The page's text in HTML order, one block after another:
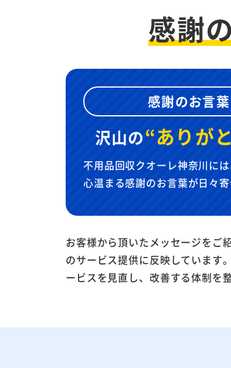
感謝
感謝のお言
沢山の“ありが
不用品回収クオーレ神奈川に
心温まる感謝のお言葉が日々
お客様から頂いたメッセージをご
のサービス提供に反映しています
ービスを見直し、改善する体制を